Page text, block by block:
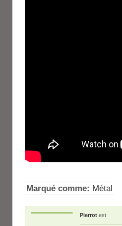
Marqué comme: Métal
Pierrot est